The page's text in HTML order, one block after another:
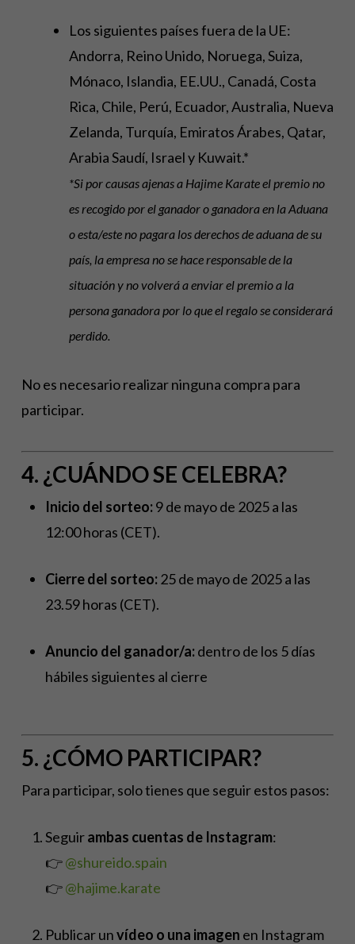
Los siguientes países fuera de la UE:
Andorra, Reino Unido, Noruega, Suiza,
Mónaco, Islandia, EE.UU., Canadá, Costa
Rica, Chile, Perú, Ecuador, Australia, Nueva
Zelanda, Turquía, Emiratos Árabes, Qatar,
Arabia Saudí, Israel y Kuwait.*
*Si por causas ajenas a Hajime Karate el premio no
es recogido por el ganador o ganadora en la Aduana
o esta/este no pagara los derechos de aduana de su
país, la empresa no se hace responsable de la
situación y no volverá a enviar el premio a la
persona ganadora por lo que el regalo se considerará
perdido.
No es necesario realizar ninguna compra para
participar.
4. ¿CUÁNDO SE CELEBRA?
Inicio del sorteo:9 de mayo de 2025 a las
12:00 horas (CET).
Cierre del sorteo:25 de mayo de 2025 a las
23.59 horas (CET).
Anuncio del ganador/a:dentro de los 5 días
hábiles siguientes al cierre
5. ¿CÓMO PARTICIPAR?
Para participar, solo tienes que seguir estos pasos:
Seguirambas cuentas de Instagram:
👉@shureido.spain
👉@hajime.karate
Publicar unvídeo o una imagen en Instagram